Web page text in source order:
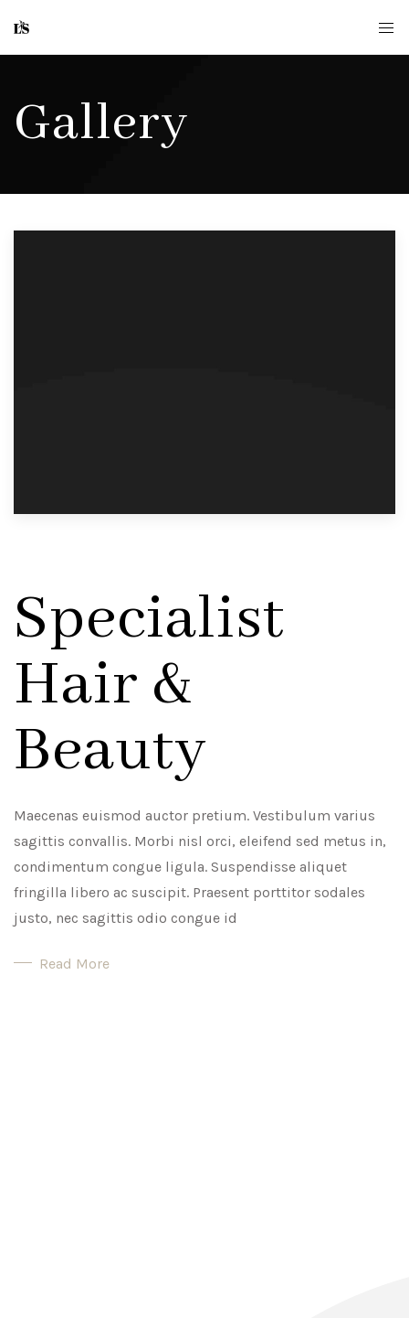
Gallery
Specialist
Hair &
Beauty
Maecenas euismod auctor pretium. Vestibulum varius
sagittis convallis. Morbi nisl orci, eleifend sed metus in,
condimentum congue ligula. Suspendisse aliquet
fringilla libero ac suscipit. Praesent porttitor sodales
justo, nec sagittis odio congue id
Read More